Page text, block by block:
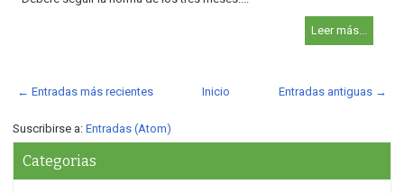
Leer más...
← Entradas más recientes Entradas antiguas →
Inicio
Suscribirse a: Entradas (Atom)
Categorias